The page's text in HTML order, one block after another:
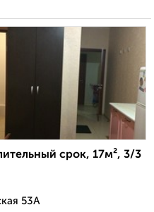
срок, 17м², 3/3
53А